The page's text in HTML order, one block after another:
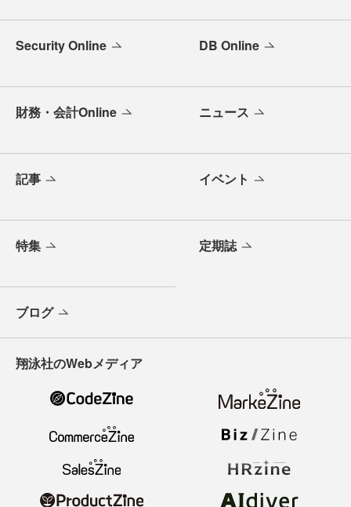
Security Online DB Online
財務・会計Online ニュース
記事 イベント
特集 定期誌
ブログ
翔泳社のWebメディア